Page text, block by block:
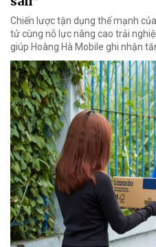
Chiến lược tận dụng thế mạnh
tử cùng nỗ lực nâng cao trải
giúp Hoàng Hà Mobile ghi nhận